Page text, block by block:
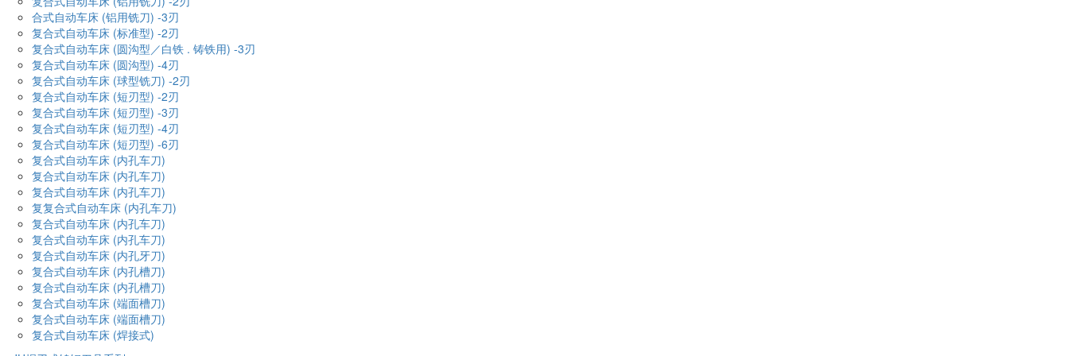
合式自动车床 (铝用铣刀) -3刃
复合式自动车床 (标准型) -2刃
复合式自动车床 (圆沟型／白铁 . 铸铁用) -3刃
复合式自动车床 (圆沟型) -4刃
复合式自动车床 (球型铣刀) -2刃
复合式自动车床 (短刃型) -2刃
复合式自动车床 (短刃型) -3刃
复合式自动车床 (短刃型) -4刃
复合式自动车床 (短刃型) -6刃
复合式自动车床 (内孔车刀)
复合式自动车床 (内孔车刀)
复合式自动车床 (内孔车刀)
复复合式自动车床 (内孔车刀)
复合式自动车床 (内孔车刀)
复合式自动车床 (内孔车刀)
复合式自动车床 (内孔牙刀)
复合式自动车床 (内孔槽刀)
复合式自动车床 (内孔槽刀)
复合式自动车床 (端面槽刀)
复合式自动车床 (端面槽刀)
复合式自动车床 (焊接式)